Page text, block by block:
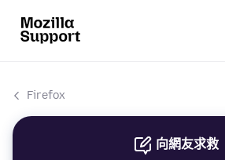
Firefox
向網友求救